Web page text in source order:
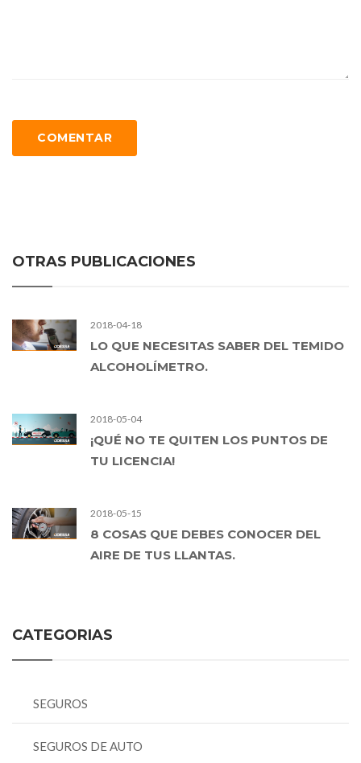
COMENTAR
OTRAS PUBLICACIONES
2018-04-18
LO QUE NECESITAS SABER DEL TEMIDO
ALCOHOLÍMETRO.
2018-05-04
¡QUÉ NO TE QUITEN LOS PUNTOS DE
TU LICENCIA!
2018-05-15
8 COSAS QUE DEBES CONOCER DEL
AIRE DE TUS LLANTAS.
CATEGORIAS
SEGUROS
SEGUROS DE AUTO